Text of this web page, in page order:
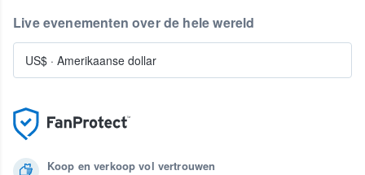
Koop en verkoop vol vertrouwen
Live evenementen over de hele wereld
US$ · Amerikaanse dollar